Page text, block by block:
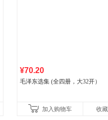
¥70.20
毛泽东选集 (全四册，大32开）
加入购物车 收藏